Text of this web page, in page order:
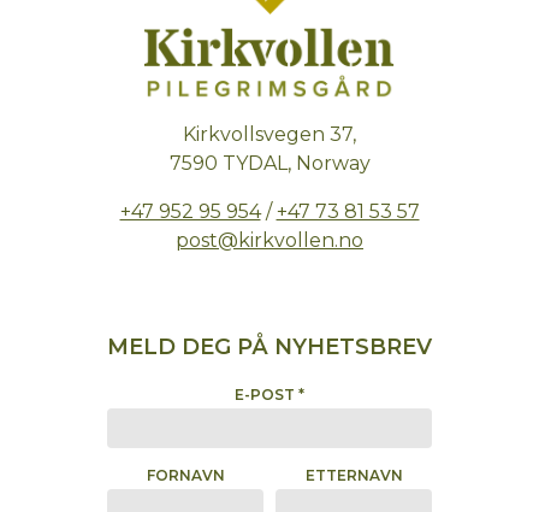
Kirkvollsvegen 37,
7590 TYDAL, Norway
+47 952 95 954/+47 73 81 53 57
post@kirkvollen.no
MELD DEG PÅ NYHETSBREV
E-POST *
FORNAVN ETTERNAVN